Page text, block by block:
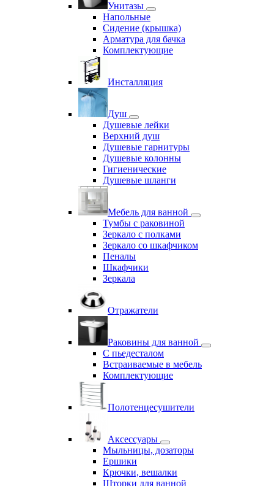
Унитазы
Напольные
Сидение (крышка)
Арматура для бачка
Комплектующие
Инсталляция
Душ
Душевые лейки
Верхний душ
Душевые гарнитуры
Душевые колонны
Гигиенические
Душевые шланги
Мебель для ванной
Тумбы с раковиной
Зеркало с полками
Зеркало со шкафчиком
Пеналы
Шкафчики
Зеркала
Отражатели
Раковины для ванной
С пьедесталом
Встраиваемые в мебель
Комплектующие
Полотенцесушители
Аксессуары
Мыльницы, дозаторы
Ершики
Крючки, вешалки
Шторки для ванной